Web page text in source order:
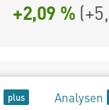
+2,09 % (
Analysen